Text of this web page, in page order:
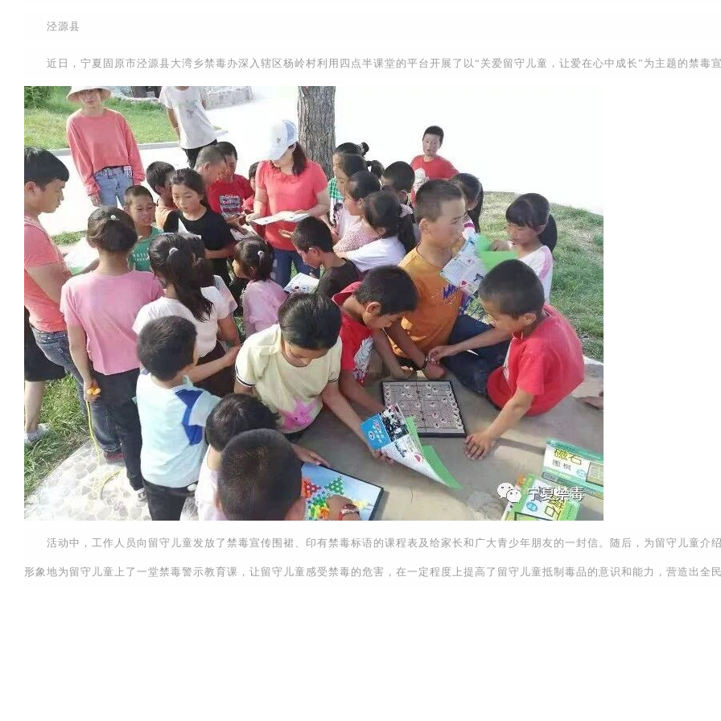
泾源县
近日，宁夏固原市泾源县大湾乡禁毒办深入辖区杨岭村利用四点半课堂的平台开展了以“关爱留守儿童，让爱在心中成长”为主题的禁毒宣
活动中，工作人员向留守儿童发放了禁毒宣传围裙、印有禁毒标语的课程表及给家长和广大青少年朋友的一封信。随后，为留守儿童介
形象地为留守儿童上了一堂禁毒警示教育课，让留守儿童感受禁毒的危害，在一定程度上提高了留守儿童抵制毒品的意识和能力，营造出全